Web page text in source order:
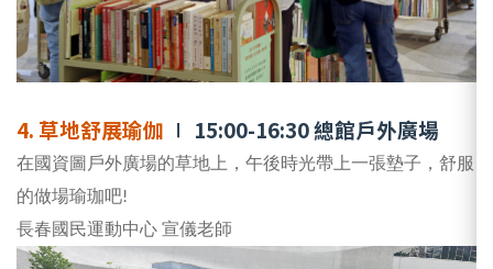
4. 草地舒展瑜伽 ∣ 15:00-16:30總館戶外廣場
在國資圖戶外廣場的草地上，午後時光帶上一張墊子，舒服
的做場瑜珈吧!
長春國民運動中心 宣儀老師